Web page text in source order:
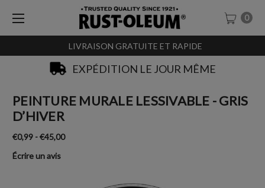
LIVRAISON GRATUITE ET RAPIDE
0
EXPÉDITION LE JOUR MÊME
PEINTURE MURALE LESSIVABLE - GRIS
D’HIVER
€0,99 - €45,00
Écrire un avis